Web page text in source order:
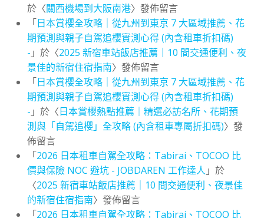
於〈關西機場到大阪南港〉發佈留言
「日本賞櫻全攻略｜從九州到東京 7 大區域推薦、花
期預測與親子自駕追櫻實測心得 (內含租車折扣碼)
- 」於〈2025 新宿車站飯店推薦｜10 間交通便利、夜
景佳的新宿住宿指南〉發佈留言
「日本賞櫻全攻略｜從九州到東京 7 大區域推薦、花
期預測與親子自駕追櫻實測心得 (內含租車折扣碼)
- 」於〈日本賞櫻熱點推薦｜精選必訪名所、花期預
測與「自駕追櫻」全攻略 (內含租車專屬折扣碼)〉發
佈留言
「2026 日本租車自駕全攻略：Tabirai、TOCOO 比
價與保險 NOC 避坑 - JOBDAREN 工作達人 」於
〈2025 新宿車站飯店推薦｜10 間交通便利、夜景佳
的新宿住宿指南〉發佈留言
「2026 日本租車自駕全攻略：Tabirai、TOCOO 比